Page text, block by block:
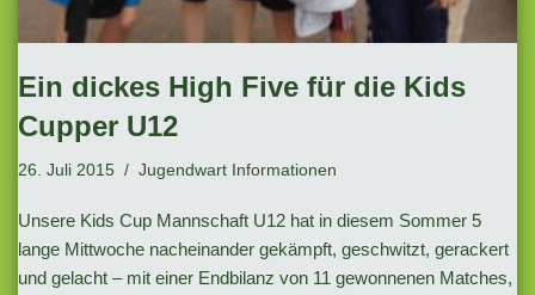
Ein dickes High Five für die Kids
Cupper U12
26. Juli 2015 Jugendwart Informationen
Unsere Kids Cup Mannschaft U12 hat in diesem Sommer 5
lange Mittwoche nacheinander gekämpft, geschwitzt, gerackert
und gelacht – mit einer Endbilanz von 11 gewonnenen Matches,